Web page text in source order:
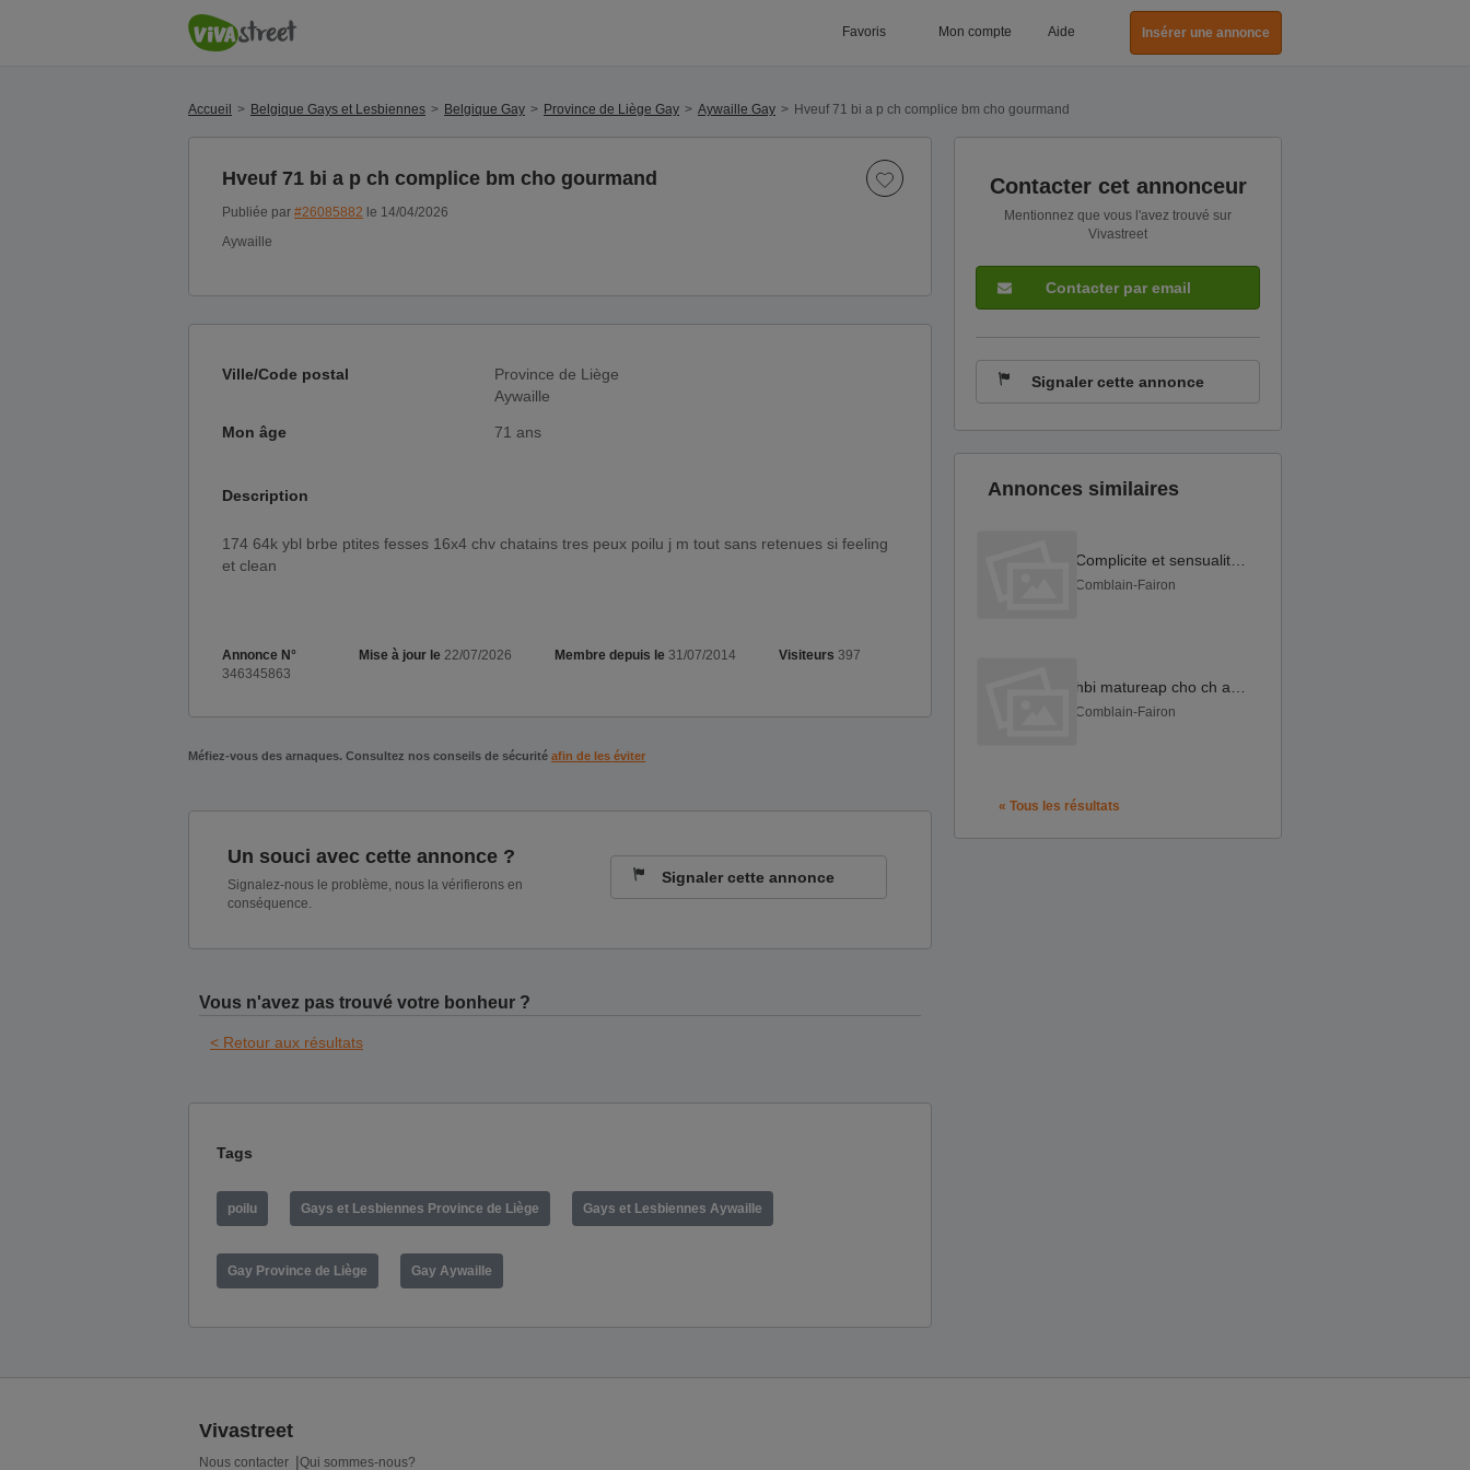
Favoris Mon compte Aide Insérer une annonce
Accueil Belgique Gays et Lesbiennes Belgique Gay Province de Liège Gay Aywaille Gay Hveuf 71 bi a p ch complice bm cho gourmand
Hveuf 71 bi a p ch complice bm cho gourmand
Publiée par #26085882 le 14/04/2026
Aywaille
Ville/Code postal
Province de Liège
Aywaille
Mon âge 71 ans
Description
174 64k ybl brbe ptites fesses 16x4 chv chatains tres peux poilu j m tout sans retenues si feeling
et clean
Annonce N°
346345863
Mise à jour le 22/07/2026 Membre depuis le 31/07/2014 Visiteurs 397
Méfiez-vous des arnaques. Consultez nos conseils de sécurité afin de les éviter
Un souci avec cette annonce ?
Signalez-nous le problème, nous la vérifierons en
conséquence.
Signaler cette annonce
Vous n'avez pas trouvé votre bonheur ?
< Retour aux résultats
Contacter cet annonceur
Mentionnez que vous l'avez trouvé sur
Vivastreet
Contacter par email
Signaler cette annonce
Annonces similaires
Comblain-Fairon
Comblain-Fairon
« Tous les résultats
Tags
poilu Gays et Lesbiennes Province de Liège Gays et Lesbiennes Aywaille
Gay Province de Liège Gay Aywaille
Vivastreet
Nous contacter Qui sommes-nous?